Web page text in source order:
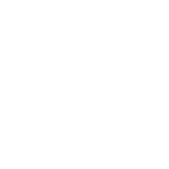
Bezplatné